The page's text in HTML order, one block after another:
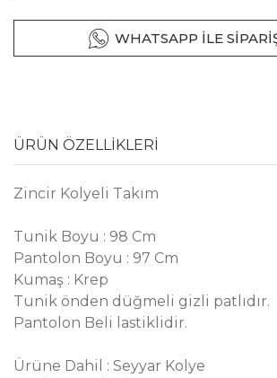
WHATSAPP İLE
ÜRÜN ÖZELLİKLERİ
Zincir Kolyeli Takım
Tunik Boyu : 98 Cm
Pantolon Boyu : 97 Cm
Kumaş : Krep
Tunik önden düğmeli gizli patlıdır.
Pantolon Beli lastiklidir.
Ürüne Dahil : Seyyar Kolye